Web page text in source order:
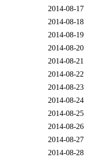
2014-08-17
2014-08-18
2014-08-19
2014-08-20
2014-08-21
2014-08-22
2014-08-23
2014-08-24
2014-08-25
2014-08-26
2014-08-27
2014-08-28